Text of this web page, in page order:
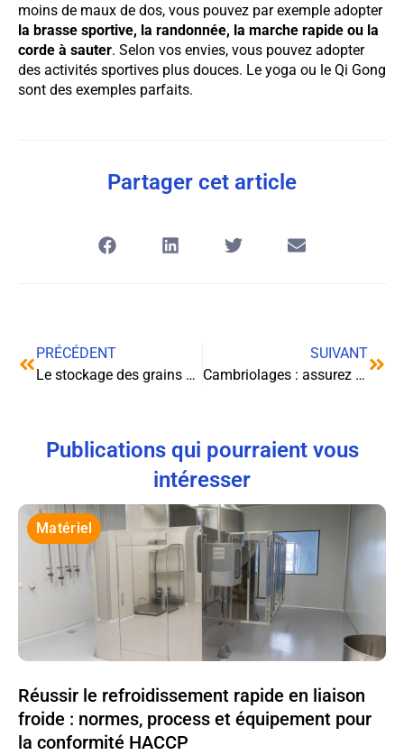
moins de maux de dos, vous pouvez par exemple adopter
la brasse sportive, la randonnée, la marche rapide ou la
corde à sauter. Selon vos envies, vous pouvez adopter
des activités sportives plus douces. Le yoga ou le Qi Gong
sont des exemples parfaits.
Partager cet article
PRÉCÉDENT
Le stockage des grains dans les meilleures conditions
SUIVANT
Cambriolages : assurez la sécurité de votre commerce
Publications qui pourraient vous
intéresser
Matériel
Réussir le refroidissement rapide en liaison
froide : normes, process et équipement pour
la conformité HACCP